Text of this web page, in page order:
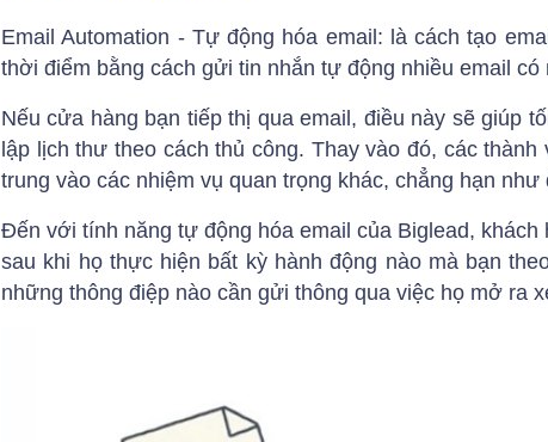
Email Automation - Tự động hóa email: là cách tạo
thời điểm bằng cách gửi tin nhắn tự động nhiều email
Nếu cửa hàng bạn tiếp thị qua email, điều này sẽ giúp
lập lịch thư theo cách thủ công. Thay vào đó, các
trung vào các nhiệm vụ quan trọng khác, chẳng hạn
Đến với tính năng tự động hóa email của Biglead,
sau khi họ thực hiện bất kỳ hành động nào mà bạn
những thông điệp nào cần gửi thông qua việc họ mở ra